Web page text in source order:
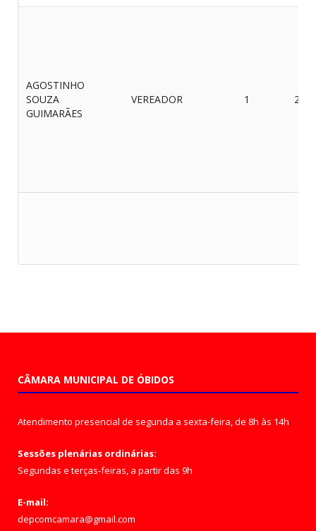
AGOSTINHO
SOUZA
GUIMARÃES
VEREADOR 1 25/
CÂMARA MUNICIPAL DE ÓBIDOS
Atendimento presencial de segunda a sexta-feira, de 8h às 14h
Sessões plenárias ordinárias:
Segundas e terças-feiras, a partir das 9h
E-mail:
depcomcamara@gmail.com